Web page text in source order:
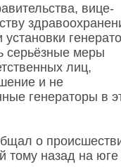
вице-
серьёзные меры
лиц,
и не
генераторы в
о
тому назад на юге